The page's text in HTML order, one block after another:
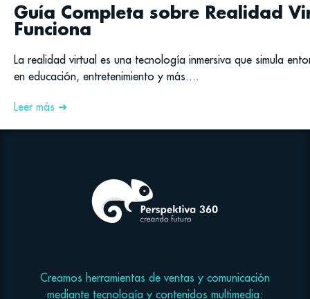
Guía Completa sobre Realidad
Funciona
La realidad virtual es una tecnología inmersiva que simula
en educación, entretenimiento y más....
Leer más ➜
Creamos herramientas de ventas y comunicación
mediante tecnología y contenidos multimedia: